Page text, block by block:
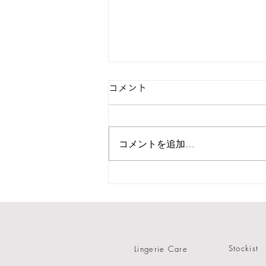
／9.7(sat)-9.8(sun)
コメント
コメントを追加…
Lingerie Care Stockist